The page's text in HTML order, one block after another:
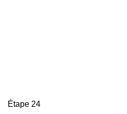
Étape 24